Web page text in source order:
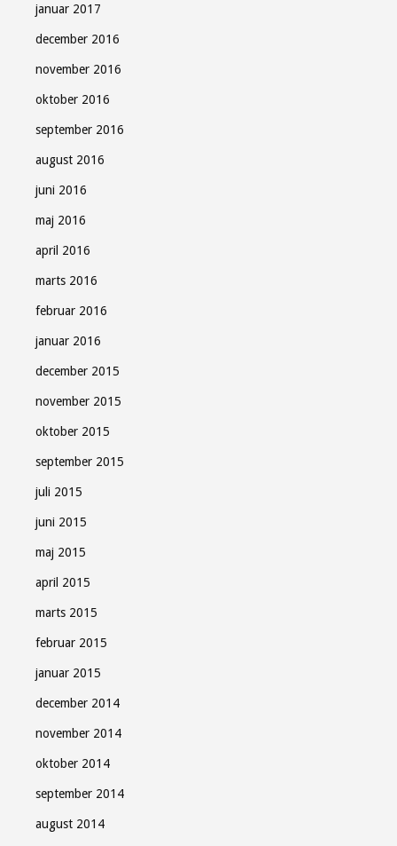
januar 2017
december 2016
november 2016
oktober 2016
september 2016
august 2016
juni 2016
maj 2016
april 2016
marts 2016
februar 2016
januar 2016
december 2015
november 2015
oktober 2015
september 2015
juli 2015
juni 2015
maj 2015
april 2015
marts 2015
februar 2015
januar 2015
december 2014
november 2014
oktober 2014
september 2014
august 2014